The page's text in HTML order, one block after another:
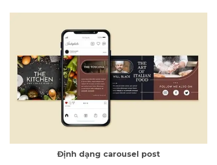
Định dạng carousel post